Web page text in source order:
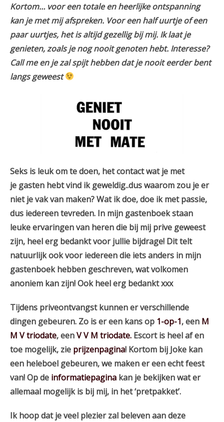
Kortom… voor een totale en heerlijke ontspanning
kan je met mij afspreken. Voor een half uurtje of een
paar uurtjes, het is altijd gezellig bij mij. Ik laat je
genieten, zoals je nog nooit genoten hebt. Interesse?
Call me en je zal spijt hebben dat je nooit eerder bent
langs geweest
Seks is leuk om te doen, het contact wat je met
je gasten hebt vind ik geweldig..dus waarom zou je er
niet je vak van maken? Wat ik doe, doe ik met passie,
dus iedereen tevreden. In mijn gastenboek staan
leuke ervaringen van heren die bij mij prive geweest
zijn, heel erg bedankt voor jullie bijdrage! Dit telt
natuurlijk ook voor iedereen die iets anders in mijn
gastenboek hebben geschreven, wat volkomen
anoniem kan zijn! Ook heel erg bedankt xxx
Tijdens priveontvangst kunnen er verschillende
dingen gebeuren. Zo is er een kans op 1-op-1, een M
M V triodate, eenV V M triodate. Escort is heel af en
toe mogelijk, zie prijzenpagina! Kortom bij Joke kan
een heleboel gebeuren, we maken er een echt feest
van! Op de informatiepagina kan je bekijken wat er
allemaal mogelijk is bij mij, in het ‘pretpakket’.
Ik hoop dat je veel plezier zal beleven aan deze